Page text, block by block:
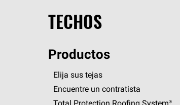
TECHOS
Productos
Elija sus tejas
Encuentre un contratista